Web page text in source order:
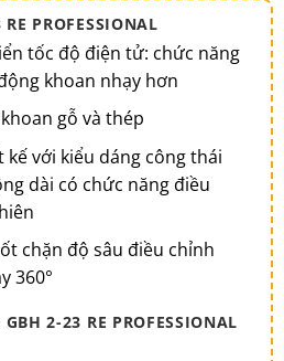
PROFESSIONAL
tốc độ điện tử: chức năng
khoan nhạy hơn
gỗ và thép
với kiểu dáng công thái
dài có chức năng điều
chặn độ sâu điều chỉnh
360°
2-23 RE PROFESSIONAL